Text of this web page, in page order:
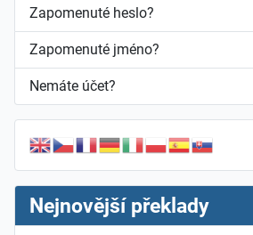
Zapomenuté heslo?
Zapomenuté jméno?
Nemáte účet?
Nejnovější překlady